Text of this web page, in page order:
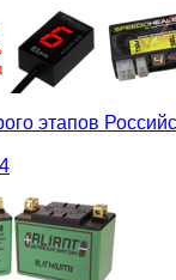
этапов